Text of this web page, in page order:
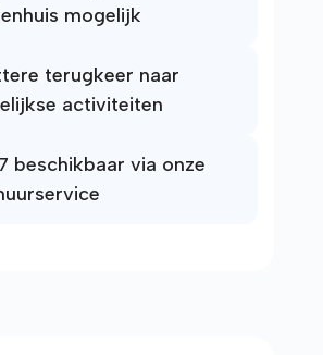
mogelijk
terugkeer naar
activiteiten
beschikbaar via onze